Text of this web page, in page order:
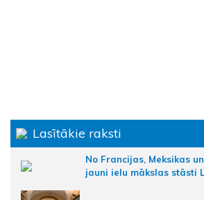
Lasītākie raksti
No Francijas, Meksikas
jauni ielu mākslas stāsti